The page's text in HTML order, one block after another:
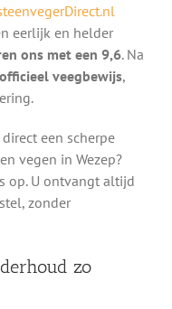
eerlijk en helder
ons met een 9,6. Na
officieel veegbewijs,
een scherpe
vegen in Wezep?
op. U ontvangt altijd
zonder
zo